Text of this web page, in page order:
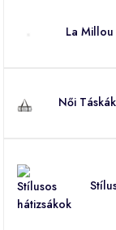
La
Női